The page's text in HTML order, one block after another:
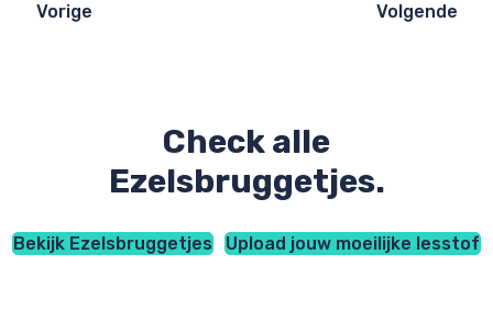
Vorige Volgende
Check alle
Ezelsbruggetjes.
Bekijk Ezelsbruggetjes Upload jouw moeilijke lesstof